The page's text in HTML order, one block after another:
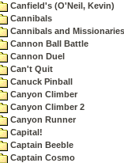
Canfield's (O'Neil, Kevin)
Cannibals
Cannibals and Missionaries
Cannon Ball Battle
Cannon Duel
Can't Quit
Canuck Pinball
Canyon Climber
Canyon Climber 2
Canyon Runner
Capital!
Captain Beeble
Captain Cosmo